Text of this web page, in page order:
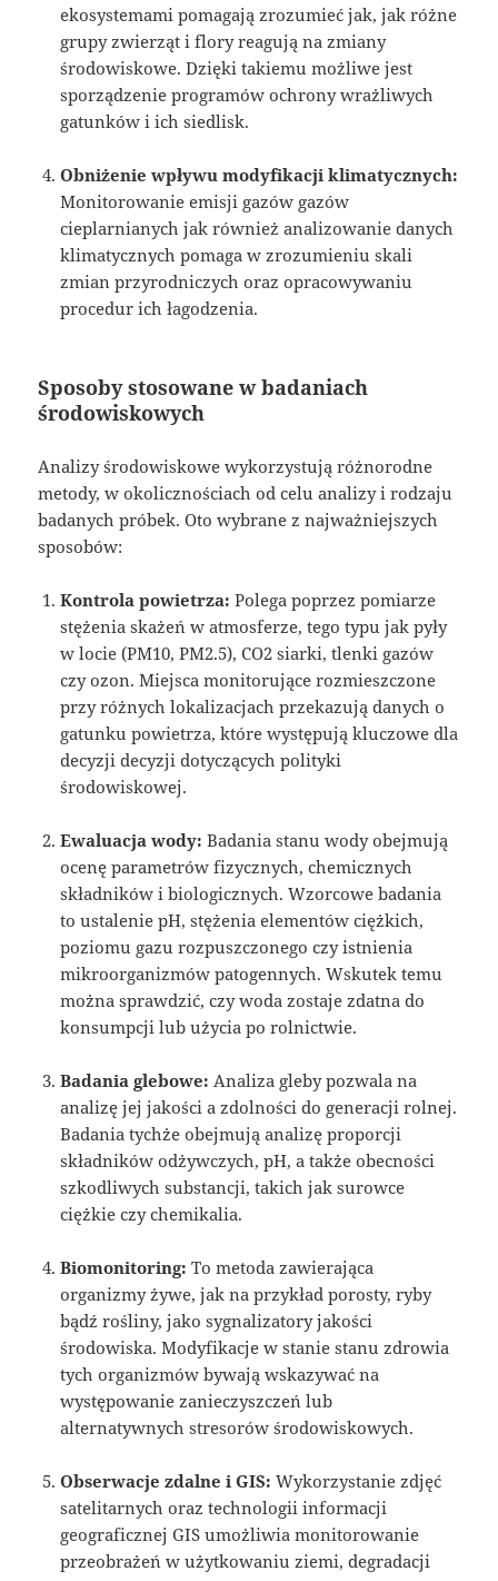
ekosystemami pomagają zrozumieć jak, jak różne
grupy zwierząt i flory reagują na zmiany
środowiskowe. Dzięki takiemu możliwe jest
sporządzenie programów ochrony wrażliwych
gatunków i ich siedlisk.
Obniżenie wpływu modyfikacji klimatycznych:
Monitorowanie emisji gazów gazów
cieplarnianych jak również analizowanie danych
klimatycznych pomaga w zrozumieniu skali
zmian przyrodniczych oraz opracowywaniu
procedur ich łagodzenia.
Sposoby stosowane w badaniach
środowiskowych
Analizy środowiskowe wykorzystują różnorodne
metody, w okolicznościach od celu analizy i rodzaju
badanych próbek. Oto wybrane z najważniejszych
sposobów:
Kontrola powietrza: Polega poprzez pomiarze
stężenia skażeń w atmosferze, tego typu jak pyły
w locie (PM10, PM2.5), CO2 siarki, tlenki gazów
czy ozon. Miejsca monitorujące rozmieszczone
przy różnych lokalizacjach przekazują danych o
gatunku powietrza, które występują kluczowe dla
decyzji decyzji dotyczących polityki
środowiskowej.
Ewaluacja wody: Badania stanu wody obejmują
ocenę parametrów fizycznych, chemicznych
składników i biologicznych. Wzorcowe badania
to ustalenie pH, stężenia elementów ciężkich,
poziomu gazu rozpuszczonego czy istnienia
mikroorganizmów patogennych. Wskutek temu
można sprawdzić, czy woda zostaje zdatna do
konsumpcji lub użycia po rolnictwie.
Badania glebowe: Analiza gleby pozwala na
analizę jej jakości a zdolności do generacji rolnej.
Badania tychże obejmują analizę proporcji
składników odżywczych, pH, a także obecności
szkodliwych substancji, takich jak surowce
ciężkie czy chemikalia.
Biomonitoring: To metoda zawierająca
organizmy żywe, jak na przykład porosty, ryby
bądź rośliny, jako sygnalizatory jakości
środowiska. Modyfikacje w stanie stanu zdrowia
tych organizmów bywają wskazywać na
występowanie zanieczyszczeń lub
alternatywnych stresorów środowiskowych.
Obserwacje zdalne i GIS: Wykorzystanie zdjęć
satelitarnych oraz technologii informacji
geograficznej GIS umożliwia monitorowanie
przeobrażeń w użytkowaniu ziemi, degradacji